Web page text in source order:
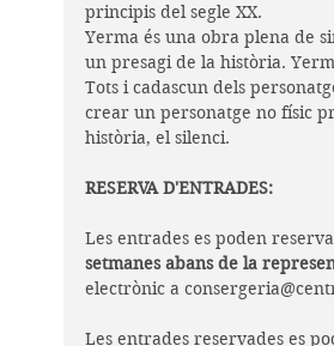
principis del segle XX.
Yerma és una obra plena de
un presagi de la història.
Tots i cadascun dels
crear un personatge no físic
història, el silenci.
RESERVA D'ENTRADES:
Les entrades es poden
setmanes abans de la
electrònic a
Les entrades reservades es